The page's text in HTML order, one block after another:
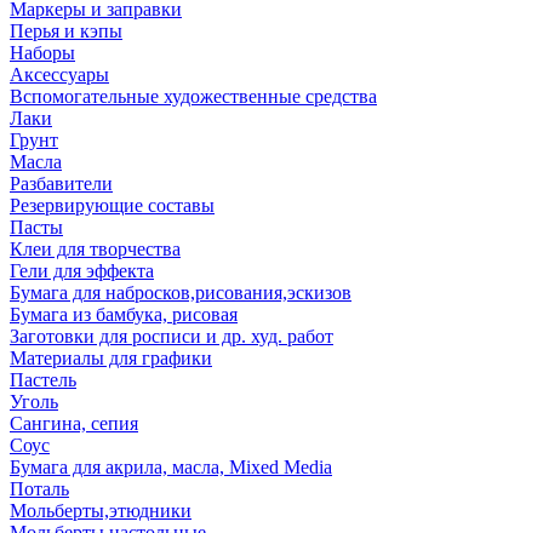
Маркеры и заправки
Перья и кэпы
Наборы
Аксессуары
Вспомогательные художественные средства
Лаки
Грунт
Масла
Разбавители
Резервирующие составы
Пасты
Клеи для творчества
Гели для эффекта
Бумага для набросков,рисования,эскизов
Бумага из бамбука, рисовая
Заготовки для росписи и др. худ. работ
Материалы для графики
Пастель
Уголь
Сангина, сепия
Соус
Бумага для акрила, масла, Mixed Media
Поталь
Мольберты,этюдники